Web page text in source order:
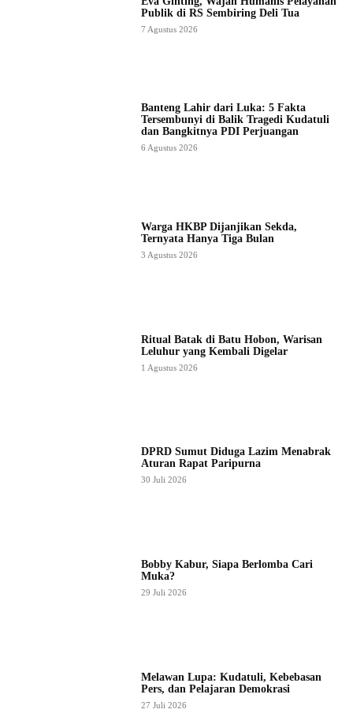
Publik di RS Sembiring Deli Tua
7 Agustus 2026
Banteng Lahir dari Luka: 5 Fakta
Tersembunyi di Balik Tragedi Kudatuli
dan Bangkitnya PDI Perjuangan
6 Agustus 2026
Warga HKBP Dijanjikan Sekda,
Ternyata Hanya Tiga Bulan
3 Agustus 2026
Ritual Batak di Batu Hobon, Warisan
Leluhur yang Kembali Digelar
1 Agustus 2026
DPRD Sumut Diduga Lazim Menabrak
Aturan Rapat Paripurna
30 Juli 2026
Bobby Kabur, Siapa Berlomba Cari
Muka?
29 Juli 2026
Melawan Lupa: Kudatuli, Kebebasan
Pers, dan Pelajaran Demokrasi
27 Juli 2026